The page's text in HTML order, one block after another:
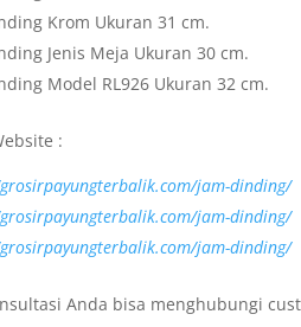
Krom Ukuran 31 cm.
Jenis Meja Ukuran 30 cm.
Model RL926 Ukuran 32 cm.
:
jam-dinding/
jam-dinding/
jam-dinding/
Anda bisa menghubungi